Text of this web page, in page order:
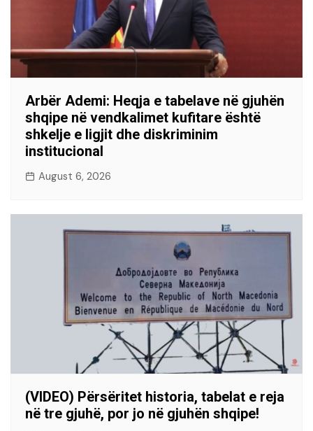
Arbër Ademi: Heqja e tabelave në gjuhën
shqipe në vendkalimet kufitare është
shkelje e ligjit dhe diskriminim
institucional
August 6, 2026
(VIDEO) Përsëritet historia, tabelat e reja
në tre gjuhë, por jo në gjuhën shqipe!